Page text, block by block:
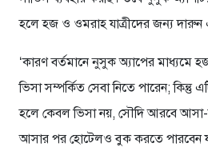
হলে হজ ও ওমরাহ যাত্রীদের জন্য দারুন
‘কারণ বর্তমানে নুসুক অ্যাপের মাধ্যমে
ভিসা সম্পর্কিত সেবা নিতে পারেন; কিন্তু
হলে কেবল ভিসা নয়, সৌদি আরবে আসা-
আসার পর হোটেলও বুক করতে পারবেন